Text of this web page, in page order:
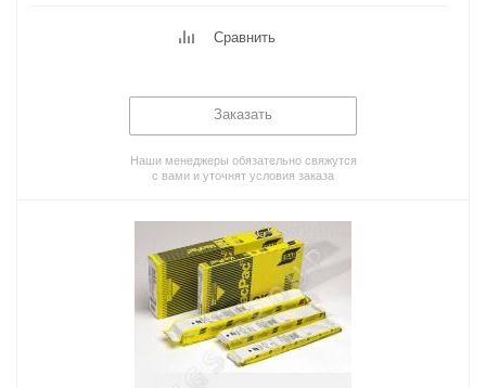
Сравнить
Заказать
Наши менеджеры обязательно свяжутся
с вами и уточнят условия заказа